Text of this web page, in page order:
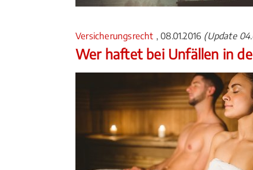
Versicherungsrecht , 08.01.2016 (Update
Wer haftet bei Unfällen in